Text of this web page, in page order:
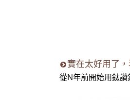
實在太好用了
從N年前開始用鈦讚